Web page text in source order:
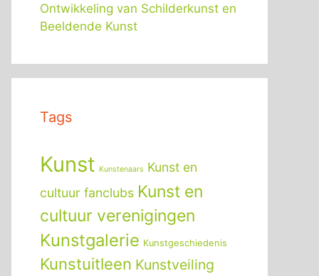
Ontwikkeling van Schilderkunst en
Beeldende Kunst
Tags
Kunst Kunstenaars Kunst en
cultuur fanclubs Kunst en
cultuur verenigingen
Kunstgalerie Kunstgeschiedenis
Kunstuitleen Kunstveiling